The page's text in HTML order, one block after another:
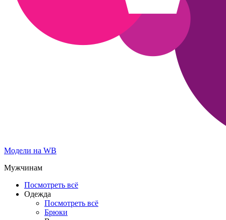
Модели на WB
Мужчинам
Посмотреть всё
Одежда
Посмотреть всё
Брюки